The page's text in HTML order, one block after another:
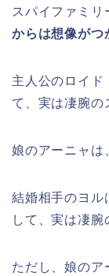
スパイファミリ
からは想像がつ
主人公のロイド
て、実は凄腕の
娘のアーニャは
結婚相手のヨル
して、実は凄
ただし、娘のア